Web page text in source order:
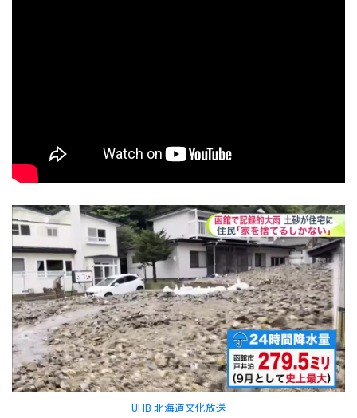
UHB 北海道文化放送